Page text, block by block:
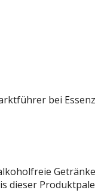
bei
dieser